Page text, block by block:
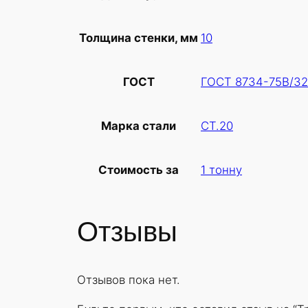
Толщина стенки, мм 10
ГОСТ ГОСТ 8734-75В/
Марка стали СТ.20
Стоимость за 1 тонну
Отзывы
Отзывов пока нет.